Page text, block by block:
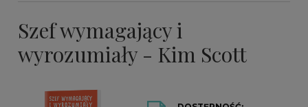
Szef wymagający i
wyrozumiały - Kim Scott